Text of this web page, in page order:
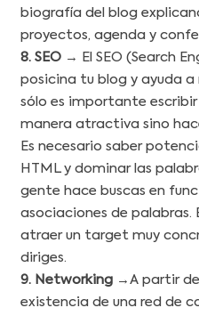
biografía del blog
proyectos, agenda y
8. SEO→ El SEO (Search
posicina tu blog y ayuda a
sólo es importante
manera atractiva sino
Es necesario saber
HTML y dominar las
gente hace buscas en
asociaciones de
atraer un target muy
diriges.
9. Networking→A partir de
existencia de una red de